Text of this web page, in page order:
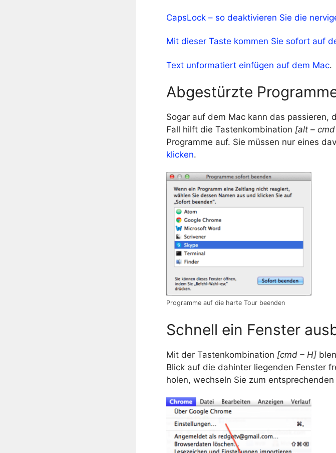
CapsLock – so deaktivieren Sie die
Mit dieser Taste kommen Sie sofort auf
Text unformatiert einfügen auf dem Mac.
Abgestürzte
Sogar auf dem Mac kann das passieren,
Fall hilft die Tastenkombination [alt –
Programme auf. Sie müssen nur eines
klicken.
Programme auf die harte Tour beenden
Schnell ein Fenster
Mit der Tastenkombination [cmd – H]
Blick auf die dahinter liegenden Fenster
holen, wechseln Sie zum